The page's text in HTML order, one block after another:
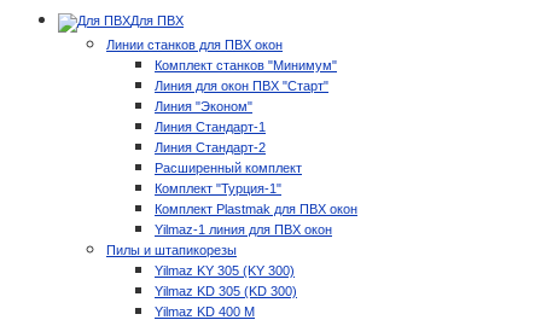
Для ПВХ
Линии станков для ПВХ окон
Комплект станков "Минимум"
Линия для окон ПВХ "Старт"
Линия "Эконом"
Линия Стандарт-1
Линия Стандарт-2
Расширенный комплект
Комплект "Турция-1"
Комплект Plastmak для ПВХ окон
Yilmaz-1 линия для ПВХ окон
Пилы и штапикорезы
Yilmaz KY 305 (KY 300)
Yilmaz KD 305 (KD 300)
Yilmaz KD 400 M